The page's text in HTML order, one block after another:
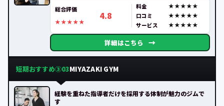
総合評価
4.8
料金
口コミ
サービス
詳細はこちら →
短期おすすめ③03MIYAZAKI GYM
経験を重ねた指導者だけを採用する体制が魅力のジムで
す